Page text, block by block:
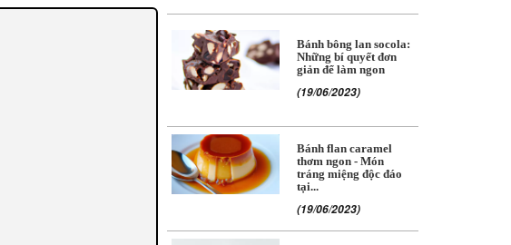
Bánh bông lan socola:
Những bí quyết đơn
giản để làm ngon
(19/06/2023)
Bánh flan caramel
thơm ngon - Món
tráng miệng độc đáo
tại...
(19/06/2023)